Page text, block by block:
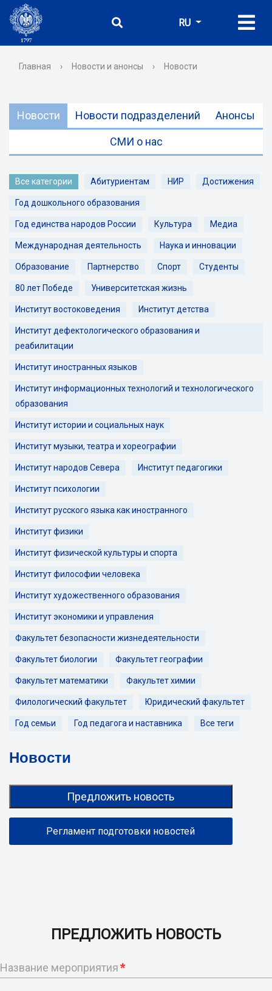
RU
Главная › Новости и анонсы › Новости
Новости Новости подразделений Анонсы
СМИ о нас
Все категории Абитуриентам НИР Достижения
Год дошкольного образования
Год единства народов России Культура Медиа
Международная деятельность Наука и инновации
Образование Партнерство Спорт Студенты
80 лет Победе Университетская жизнь
Институт востоковедения Институт детства
Институт дефектологического образования и
реабилитации
Институт иностранных языков
Институт информационных технологий и технологического
образования
Институт истории и социальных наук
Институт музыки, театра и хореографии
Институт народов Севера Институт педагогики
Институт психологии
Институт русского языка как иностранного
Институт физики
Институт физической культуры и спорта
Институт философии человека
Институт художественного образования
Институт экономики и управления
Факультет безопасности жизнедеятельности
Факультет биологии Факультет географии
Факультет математики Факультет химии
Филологический факультет Юридический факультет
Год семьи Год педагога и наставника Все теги
Новости
Предложить новость
Регламент подготовки новостей
ПРЕДЛОЖИТЬ НОВОСТЬ
Название мероприятия*